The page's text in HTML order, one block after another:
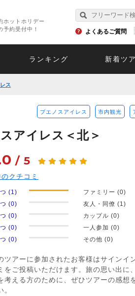
ホットホリデー
約受付中！
よくあるご質問
ランキング 新着ツ
ス
ブエノスアイレス 市内観光
アイレス＜北＞
/ 5
クチコミ
(1)
(0)
(0)
(0)
(0)
ファミリー (0)
友人・同僚 (1)
カップル (0)
一人参加 (0)
その他 (0)
ツアーに参加されたお客様はサインイ
をご投稿いただけます。旅の思い出に
考える方のために、ぜひツアーの感想
。